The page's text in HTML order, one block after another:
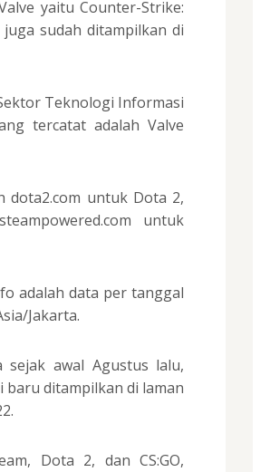
yaitu Counter-Strike:
juga sudah ditampilkan di
Teknologi Informasi
tercatat adalah Valve
dota2.com untuk Dota 2,
untuk
adalah data per tanggal
Jakarta.
sejak awal Agustus lalu,
baru ditampilkan di laman
Dota 2, dan CS:GO,